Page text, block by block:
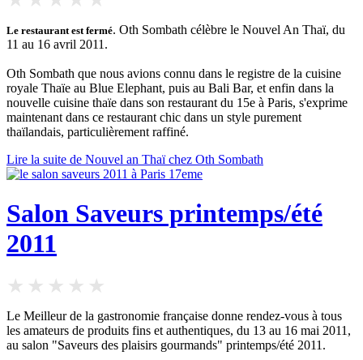
Le restaurant est fermé. Oth Sombath célèbre le Nouvel An Thaï, du
11 au 16 avril 2011.
Oth Sombath que nous avions connu dans le registre de la cuisine
royale Thaïe au Blue Elephant, puis au Bali Bar, et enfin dans la
nouvelle cuisine thaïe dans son restaurant du 15e à Paris, s'exprime
maintenant dans ce restaurant chic dans un style purement
thaïlandais, particulièrement raffiné.
Lire la suite de Nouvel an Thaï chez Oth Sombath
Salon Saveurs printemps/été
2011
Le Meilleur de la gastronomie française donne rendez-vous à tous
les amateurs de produits fins et authentiques, du 13 au 16 mai 2011,
au salon "Saveurs des plaisirs gourmands" printemps/été 2011.